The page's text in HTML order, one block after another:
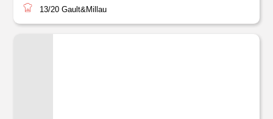
13/20 Gault&Millau